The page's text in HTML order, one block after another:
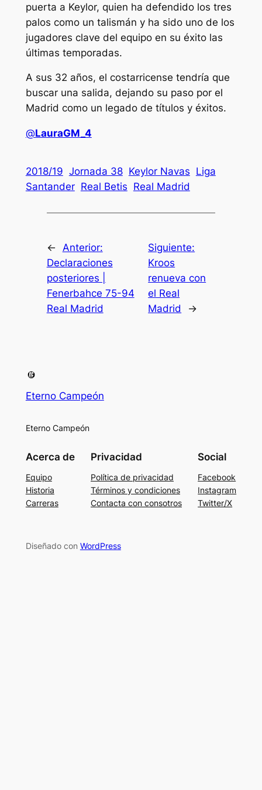
puerta a Keylor, quien ha defendido los tres
palos como un talismán y ha sido uno de los
jugadores clave del equipo en su éxito las
últimas temporadas.
A sus 32 años, el costarricense tendría que
buscar una salida, dejando su paso por el
Madrid como un legado de títulos y éxitos.
@LauraGM_4
2018/19 Jornada 38 Keylor Navas Liga
Santander Real Betis Real Madrid
← Anterior:
Declaraciones
posteriores |
Fenerbahce 75-94
Real Madrid
Siguiente:
Kroos
renueva con
el Real
Madrid
→
Eterno Campeón
Eterno Campeón
Acerca de
Equipo
Historia
Carreras
Privacidad
Política de privacidad
Términos y condiciones
Contacta con consotros
Social
Facebook
Instagram
Twitter/X
Diseñado con WordPress